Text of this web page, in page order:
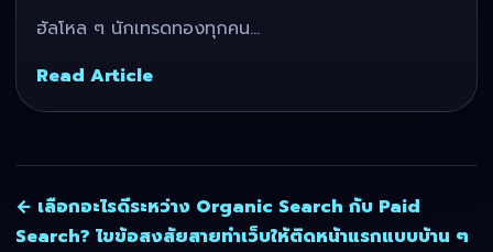
ฮัลโหล ๆ นักเทรดทองทุกคน…
Read Article
← เลือกอะไรดีระหว่าง Organic Search กับ Paid
Search? ไขข้อสงสัยสายทำเว็บให้ติดหน้าแรกแบบบ้าน ๆ